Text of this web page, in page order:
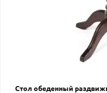
Стол обеденный